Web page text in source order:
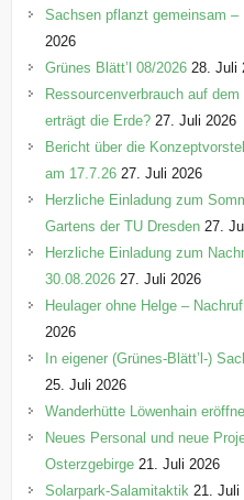
r
e
n
Sachsen pflanzt gemeinsam –
2026
Grünes Blätt’l 08/2026 28. Juli
Ressourcenverbrauch auf
erträgt die Erde? 27. Juli 2026
Bericht über die
am 17.7.26 27. Juli 2026
Herzliche Einladung zum
Gartens der TU Dresden 27.
Herzliche Einladung zum
30.08.2026 27. Juli 2026
Heulager ohne Helge –
2026
In eigener (Grünes-Blätt’l-)
25. Juli 2026
Wanderhütte Löwenhain
Neues Personal und neue
Osterzgebirge 21. Juli 2026
Solarpark-Salamitaktik 21. Juli